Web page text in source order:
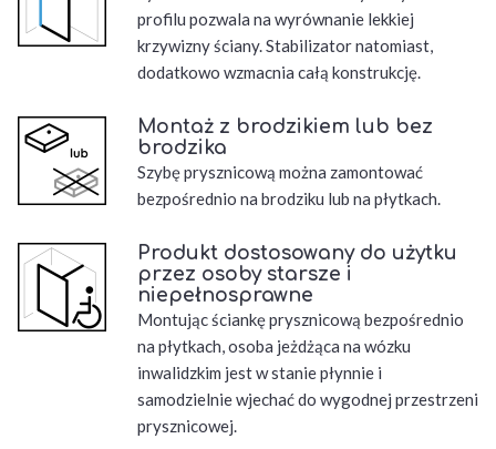
profilu pozwala na wyrównanie lekkiej
krzywizny ściany. Stabilizator natomiast,
dodatkowo wzmacnia całą konstrukcję.
Montaż z brodzikiem lub bez
brodzika
Szybę prysznicową można zamontować
bezpośrednio na brodziku lub na płytkach.
Produkt dostosowany do użytku
przez osoby starsze i
niepełnosprawne
Montując ściankę prysznicową bezpośrednio
na płytkach, osoba jeżdżąca na wózku
inwalidzkim jest w stanie płynnie i
samodzielnie wjechać do wygodnej przestrzeni
prysznicowej.